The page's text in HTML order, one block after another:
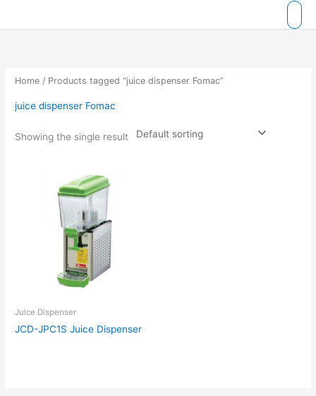
Home / Products tagged “juice dispenser Fomac”
juice dispenser Fomac
Showing the single result
Juice Dispenser
JCD-JPC1S Juice Dispenser